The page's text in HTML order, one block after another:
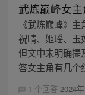
武炼巅峰女
《武炼巅峰》
祝晴、姬瑶、玉
但文中未明确提
答女主角有几个
1 个回答 2024